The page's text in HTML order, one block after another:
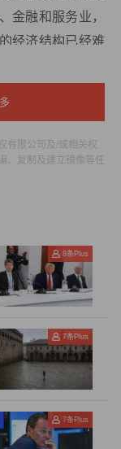
金融和服务业，
经济结构已经难
，不仅影响了政
合考虑各种因
这不仅需要政府
创新。通过优化
能实现可持续发
分利用内地市场
大的市场和丰富
同时，香港的国
供宝贵的支持。
，促进区域经济
有限公司及/或相关权
、复制及建立镜像等任
8条Plus
7条Plus
7条Plus